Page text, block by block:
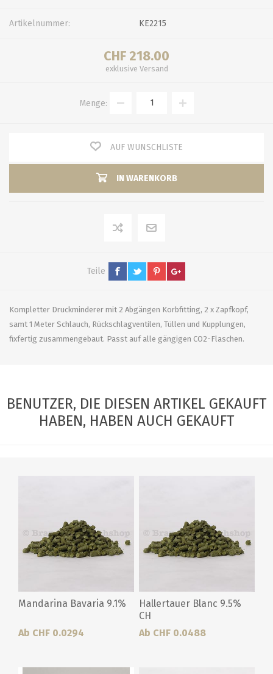
Artikelnummer: KE2215
CHF 218.00
exklusive Versand
Menge:
AUF WUNSCHLISTE
IN WARENKORB
Teile
Kompletter Druckminderer mit 2 Abgängen Korbfitting, 2 x Zapfkopf,
samt 1 Meter Schlauch, Rückschlagventilen, Tüllen und Kupplungen,
fixfertig zusammengebaut. Passt auf alle gängigen CO2-Flaschen.
BENUTZER, DIE DIESEN ARTIKEL GEKAUFT
HABEN, HABEN AUCH GEKAUFT
Mandarina Bavaria 9.1%
Ab CHF 0.0294
Hallertauer Blanc 9.5%
CH
Ab CHF 0.0488